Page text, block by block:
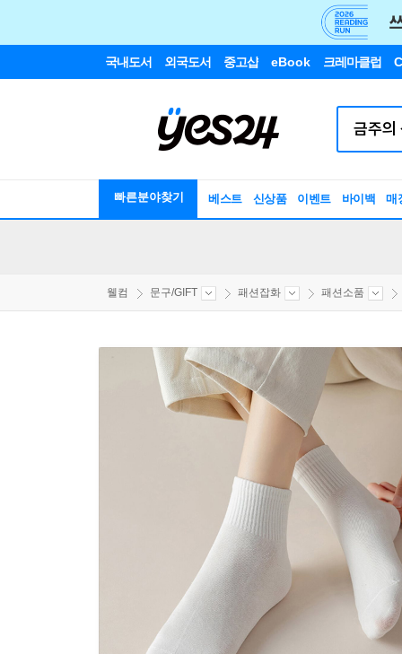
국내도서 외국도서 중고샵 eBook 크레마클럽
빠른분야찾기 베스트 신상품 이벤트 바이백 매
웰컴 문구/GIFT 패션잡화 패션소품